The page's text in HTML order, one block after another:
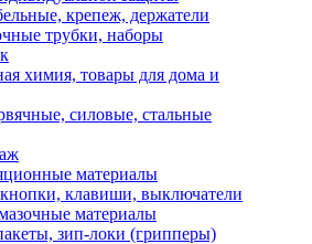
крепеж, держатели
трубки, наборы
химия, товары для дома и
силовые, стальные
материалы
клавиши, выключатели
материалы
зип-локи (грипперы)